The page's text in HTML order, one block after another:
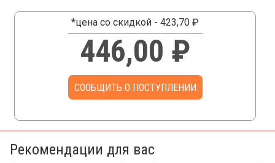
*цена со скидкой - 423,70 ₽
446,00 ₽
СООБЩИТЬ О ПОСТУПЛЕНИИ
Рекомендации для вас